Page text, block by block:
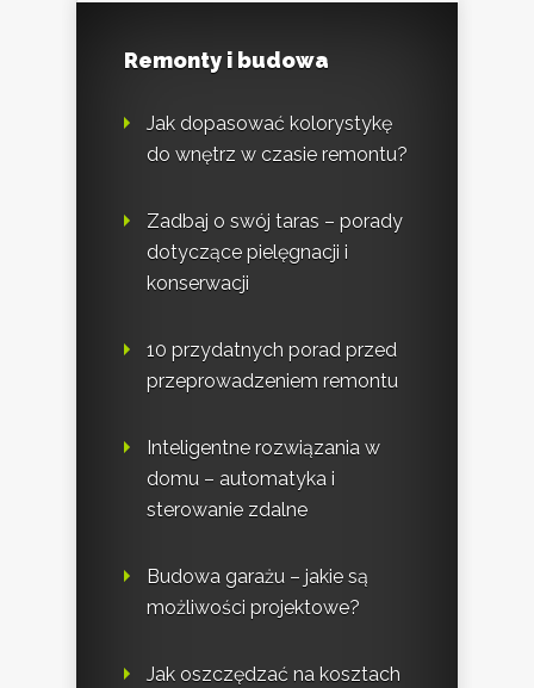
Remonty i budowa
Jak dopasować kolorystykę
do wnętrz w czasie remontu?
Zadbaj o swój taras – porady
dotyczące pielęgnacji i
konserwacji
10 przydatnych porad przed
przeprowadzeniem remontu
Inteligentne rozwiązania w
domu – automatyka i
sterowanie zdalne
Budowa garażu – jakie są
możliwości projektowe?
Jak oszczędzać na kosztach